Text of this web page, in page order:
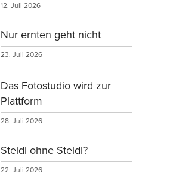
12. Juli 2026
Nur ernten geht nicht
23. Juli 2026
Das Fotostudio wird zur
Plattform
28. Juli 2026
Steidl ohne Steidl?
22. Juli 2026